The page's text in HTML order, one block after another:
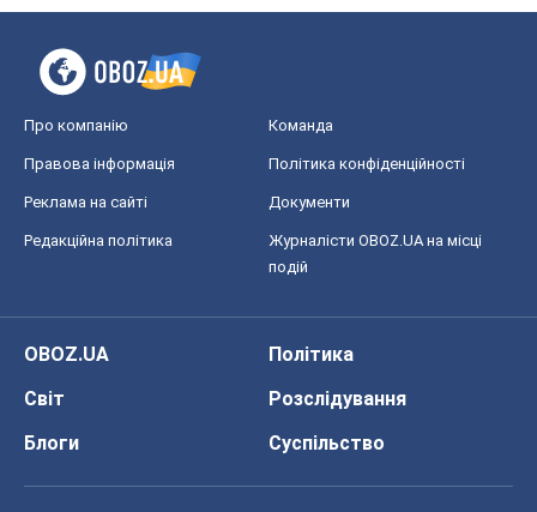
Про компанію Команда
Правова інформація Політика конфіденційності
Реклама на сайті Документи
Редакційна політика
Журналісти OBOZ.UA на місці
подій
OBOZ.UA
Політика
Світ
Розслідування
Блоги
Суспільство